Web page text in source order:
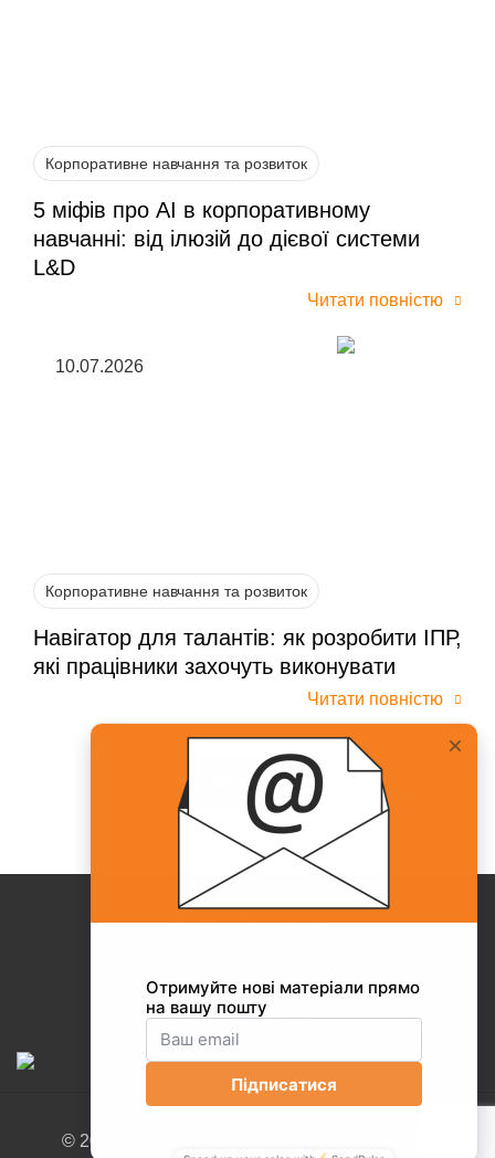
Корпоративне навчання та розвиток
5 міфів про AI в корпоративному
навчанні: від ілюзій до дієвої системи
L&D
Читати повністю
10.07.2026
Корпоративне навчання та розвиток
Навігатор для талантів: як розробити ІПР,
які працівники захочуть виконувати
Читати повністю
Всі статті
Про Collaborator
© 2026 LMS Collaborator. Всі права захищені.